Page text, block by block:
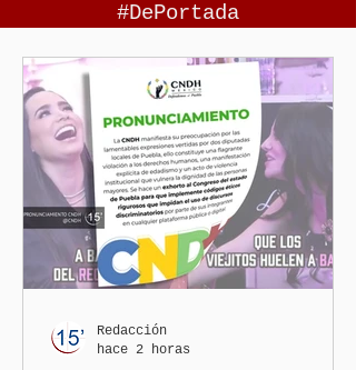
#DePortada
Redacción
hace 2 horas